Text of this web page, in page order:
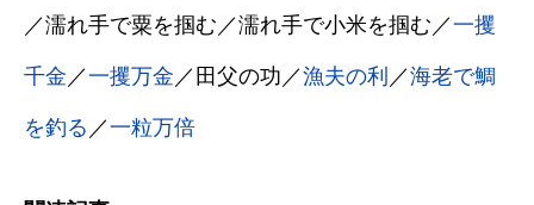
／濡れ手で粟を掴む／濡れ手で小米を掴む／一攫
千金 ／一攫万金 ／田父の功／漁夫の利 ／海老で鯛
を釣る ／一粒万倍